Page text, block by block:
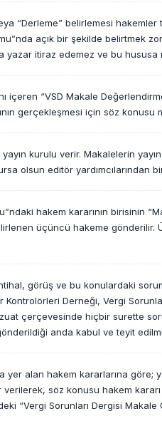
“Derleme” belirlemesi
açık bir şekilde belirtmek
yazar itiraz edemez ve bu
içeren “VSD Makale
gerçekleşmesi için söz
yayın kurulu verir. Makalelerin
olsun editör yardımcılarından
hakem kararının birisinin
üçüncü hakeme
görüş ve bu konulardaki
Derneği, Vergi
çerçevesinde hiçbir surette
anda kabul ve teyit
alan hakem kararlarına
söz konusu hakem
“Vergi Sorunları Dergisi Makale